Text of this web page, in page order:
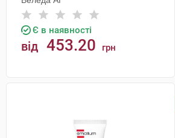
Є в наявності
від 453.20 грн